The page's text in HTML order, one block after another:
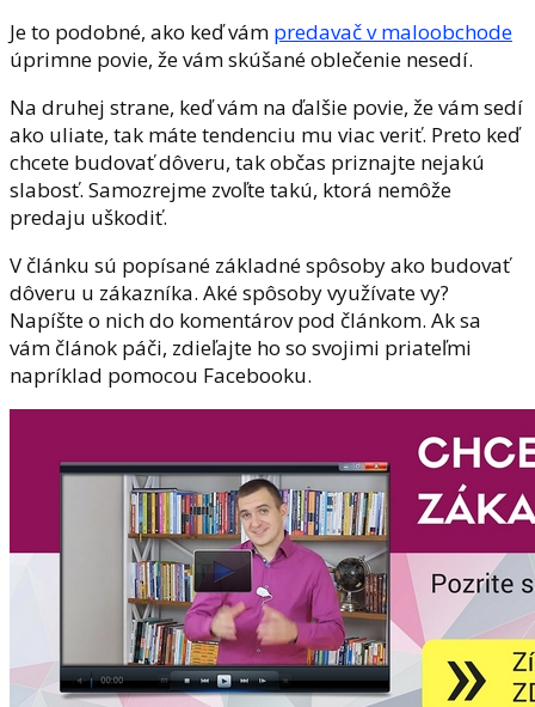
Je to podobné, ako keď vám predavač v maloobchode
úprimne povie, že vám skúšané oblečenie nesedí.
Na druhej strane, keď vám na ďalšie povie, že vám sedí
ako uliate, tak máte tendenciu mu viac veriť. Preto keď
chcete budovať dôveru, tak občas priznajte nejakú
slabosť. Samozrejme zvoľte takú, ktorá nemôže
predaju uškodiť.
V článku sú popísané základné spôsoby ako budovať
dôveru u zákazníka. Aké spôsoby využívate vy?
Napíšte o nich do komentárov pod článkom. Ak sa
vám článok páči, zdieľajte ho so svojimi priateľmi
napríklad pomocou Facebooku.